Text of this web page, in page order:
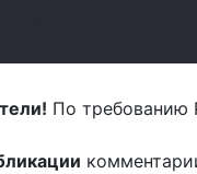
По требованию